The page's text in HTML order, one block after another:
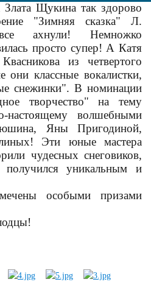
Злата Щукина так здорово
"Зимняя сказка" Л.
ахнули! Немножко
просто супер! А Катя
из четвертого
они классные вокалистки,
снежинки". В номинации
творчество" на тему
волшебными
Яны Пригодиной,
Эти юные мастера
чудесных снеговиков,
уникальным и
особыми призами